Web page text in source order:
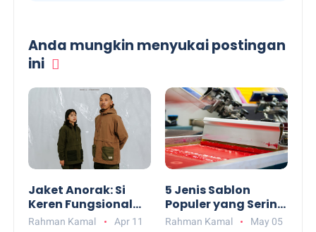
Anda mungkin menyukai postingan
ini
Jaket Anorak: Si
Keren Fungsional
yang Tak Lekang
Rahman Kamal
Apr 11
5 Jenis Sablon
Populer yang Sering
Digunakan dan
Rahman Kamal
May 05